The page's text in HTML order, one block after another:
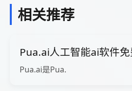
相关推荐
Pua.ai人工智能ai软件
Pua.ai是Pua.